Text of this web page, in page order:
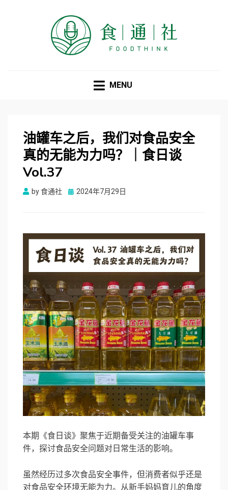
MENU
油罐车之后，我们对食品安全
真的无能为力吗？｜食日谈
Vol.37
by食通社
Posted
2024年7月29日
本期《食日谈》聚焦于近期备受关注的油罐车事
件，探讨食品安全问题对日常生活的影响。
虽然经历过多次食品安全事件，但消费者似乎还是
对食品安全环境无能为力。从新手妈妈育儿的角度